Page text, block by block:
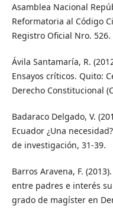
Asamblea Nacional
Reformatoria al Código
Registro Oficial Nro. 526.
Ávila Santamaría, R.
Ensayos críticos. Quito:
Derecho Constitucional
Badaraco Delgado, V.
Ecuador ¿Una
de investigación, 31-39.
Barros Aravena, F.
entre padres e interés
grado de magíster en